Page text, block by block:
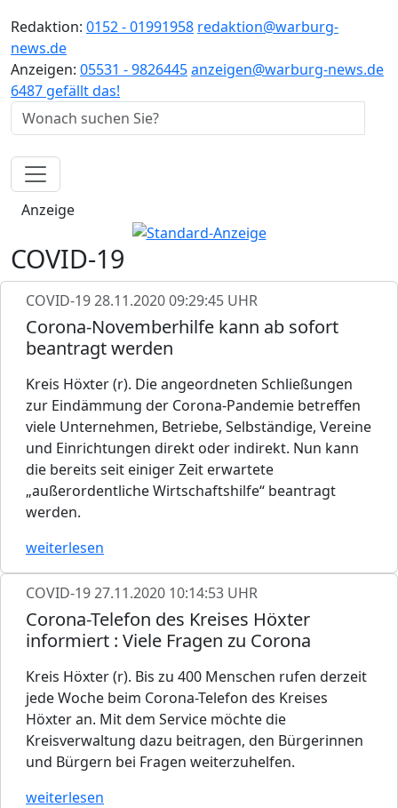
Redaktion: 0152 - 01991958 redaktion@warburg-
news.de
Anzeigen: 05531 - 9826445anzeigen@warburg-news.de
6487 gefällt das!
Anzeige
COVID-19
COVID-1928.11.2020 09:29:45 UHR
Corona-Novemberhilfe kann ab sofort
beantragt werden
Kreis Höxter (r). Die angeordneten Schließungen
zur Eindämmung der Corona-Pandemie betreffen
viele Unternehmen, Betriebe, Selbständige, Vereine
und Einrichtungen direkt oder indirekt. Nun kann
die bereits seit einiger Zeit erwartete
„außerordentliche Wirtschaftshilfe“ beantragt
werden.
weiterlesen
COVID-1927.11.2020 10:14:53 UHR
Corona-Telefon des Kreises Höxter
informiert : Viele Fragen zu Corona
Kreis Höxter (r). Bis zu 400 Menschen rufen derzeit
jede Woche beim Corona-Telefon des Kreises
Höxter an. Mit dem Service möchte die
Kreisverwaltung dazu beitragen, den Bürgerinnen
und Bürgern bei Fragen weiterzuhelfen.
weiterlesen